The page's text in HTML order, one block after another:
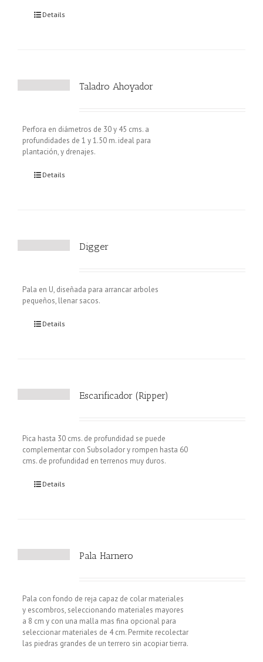
Details
Taladro Ahoyador
Perfora en diámetros de 30 y 45 cms. a
profundidades de 1 y 1.50 m. ideal para
plantación, y drenajes.
Details
Digger
Pala en U, diseñada para arrancar arboles
pequeños, llenar sacos.
Details
Escarificador (Ripper)
Pica hasta 30 cms. de profundidad se puede
complementar con Subsolador y rompen hasta 60
cms. de profundidad en terrenos muy duros.
Details
Pala Harnero
Pala con fondo de reja capaz de colar materiales
y escombros, seleccionando materiales mayores
a 8 cm y con una malla mas fina opcional para
seleccionar materiales de 4 cm. Permite recolectar
las piedras grandes de un terrero sin acopiar tierra.